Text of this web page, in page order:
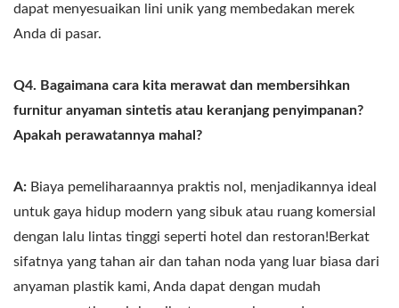
dapat menyesuaikan lini unik yang membedakan merek
Anda di pasar.
Q4. Bagaimana cara kita merawat dan membersihkan
furnitur anyaman sintetis atau keranjang penyimpanan?
Apakah perawatannya mahal?
A: Biaya pemeliharaannya praktis nol, menjadikannya ideal
untuk gaya hidup modern yang sibuk atau ruang komersial
dengan lalu lintas tinggi seperti hotel dan restoran!Berkat
sifatnya yang tahan air dan tahan noda yang luar biasa dari
anyaman plastik kami, Anda dapat dengan mudah